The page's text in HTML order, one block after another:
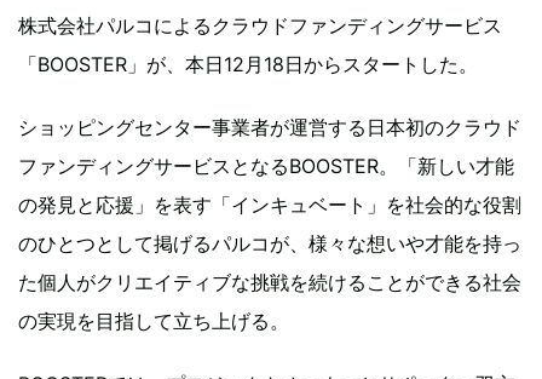
株式会社パルコによるクラウドファンディングサービス
「BOOSTER」が、本日12月18日からスタートした。
ショッピングセンター事業者が運営する日本初のクラウド
ファンディングサービスとなるBOOSTER。「新しい才能
の発見と応援」を表す「インキュベート」を社会的な役割
のひとつとして掲げるパルコが、様々な想いや才能を持っ
た個人がクリエイティブな挑戦を続けることができる社会
の実現を目指して立ち上げる。